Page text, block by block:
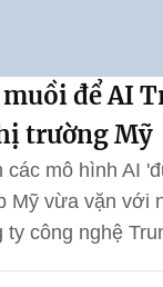
để AI
trường Mỹ
các mô hình AI
Mỹ vừa vặn với
ty công nghệ